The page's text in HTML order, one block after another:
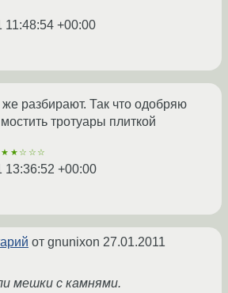
11:48:54 +00:00
же разбирают. Так что одобряю
тротуары плиткой
★★☆☆☆
13:36:52 +00:00
от gnunixon 27.01.2011
мешки с камнями.